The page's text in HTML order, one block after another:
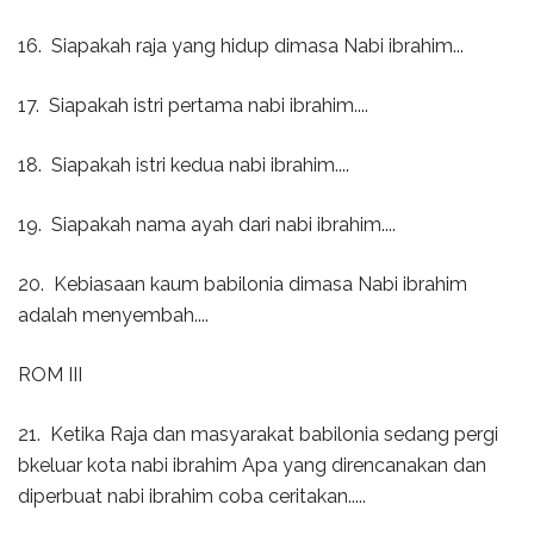
16. Siapakah raja yang hidup dimasa Nabi ibrahim...
17. Siapakah istri pertama nabi ibrahim....
18. Siapakah istri kedua nabi ibrahim....
19. Siapakah nama ayah dari nabi ibrahim....
20. Kebiasaan kaum babilonia dimasa Nabi ibrahim
adalah menyembah....
ROM III
21. Ketika Raja dan masyarakat babilonia sedang pergi
bkeluar kota nabi ibrahim Apa yang direncanakan dan
diperbuat nabi ibrahim coba ceritakan.....